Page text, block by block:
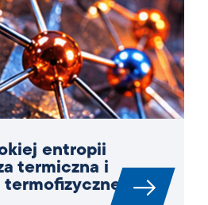
entropii
termiczna i
termofizyczne